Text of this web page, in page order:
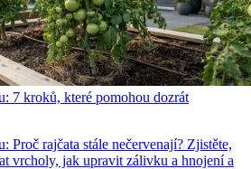
7 kroků, které pomohou dozrát
Proč rajčata stále nečervenají? Zjistěte,
vrcholy, jak upravit zálivku a hnojení a